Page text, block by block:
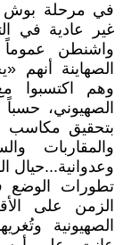
في مرحلة بوش
غير عادية في
واشنطن عموماً
الصهاينة أنهم
وهم اكتسبوا
الصهيوني،
بتحقيق مكاسب
والمقاربات
تطورات الوضع
الزمن على
الصهيونية